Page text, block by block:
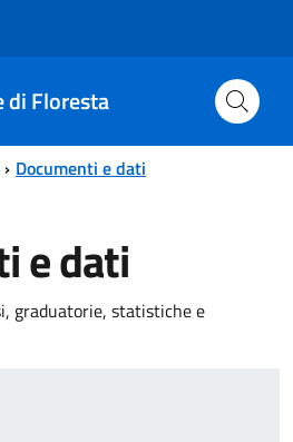
di Floresta
Documenti e dati
e dati
graduatorie, statistiche e